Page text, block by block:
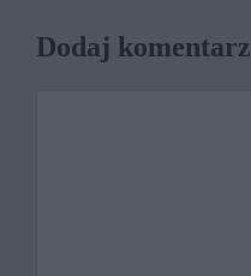
Dodaj komentarz